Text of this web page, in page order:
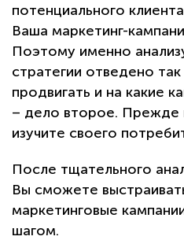
потенциального
Ваша маркетинг-
Поэтому именно
стратегии отведено
продвигать и на какие
– дело второе. Прежде
изучите своего
После тщательного
Вы сможете
маркетинговые
шагом.